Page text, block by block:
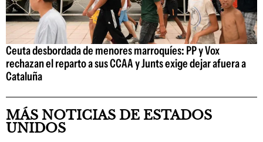
Ceuta desbordada de menores marroquíes: PP y Vox
rechazan el reparto a sus CCAA y Junts exige dejar afuera a
Cataluña
MÁS NOTICIAS DE ESTADOS
UNIDOS